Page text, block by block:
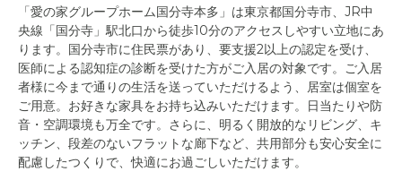
「愛の家グループホーム国分寺本多」は東京都国分寺市、JR中
央線「国分寺」駅北口から徒歩10分のアクセスしやすい立地にあ
ります。国分寺市に住民票があり、要支援2以上の認定を受け、
医師による認知症の診断を受けた方がご入居の対象です。ご入居
者様に今まで通りの生活を送っていただけるよう、居室は個室を
ご用意。お好きな家具をお持ち込みいただけます。日当たりや防
音・空調環境も万全です。さらに、明るく開放的なリビング、キ
ッチン、段差のないフラットな廊下など、共用部分も安心安全に
配慮したつくりで、快適にお過ごしいただけます。